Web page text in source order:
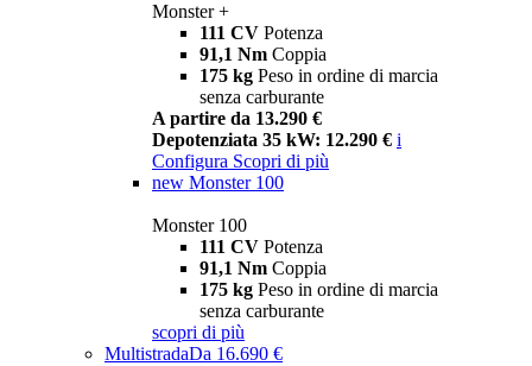
Monster +
111 CV Potenza
91,1 Nm Coppia
175 kg Peso in ordine di marcia
senza carburante
A partire da 13.290 €
Depotenziata 35 kW: 12.290 € i
Configura Scopri di più
new Monster 100
Monster 100
111 CV Potenza
91,1 Nm Coppia
175 kg Peso in ordine di marcia
senza carburante
scopri di più
MultistradaDa 16.690 €